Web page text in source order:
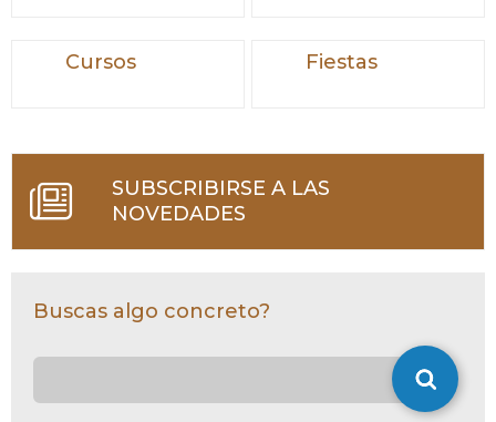
Cursos Fiestas
SUBSCRIBIRSE A LAS
NOVEDADES
Buscas algo concreto?